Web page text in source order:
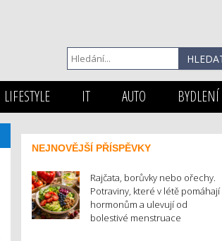
LIFESTYLE IT AUTO BYDLENÍ
NEJNOVĚJŠÍ PŘÍSPĚVKY
Rajčata, borůvky nebo ořechy.
Potraviny, které v létě pomáhají
hormonům a ulevují od
bolestivé menstruace